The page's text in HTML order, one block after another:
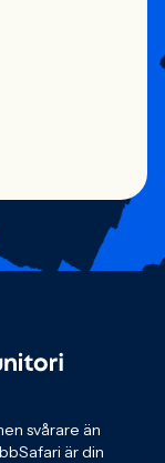
svårare än
är din